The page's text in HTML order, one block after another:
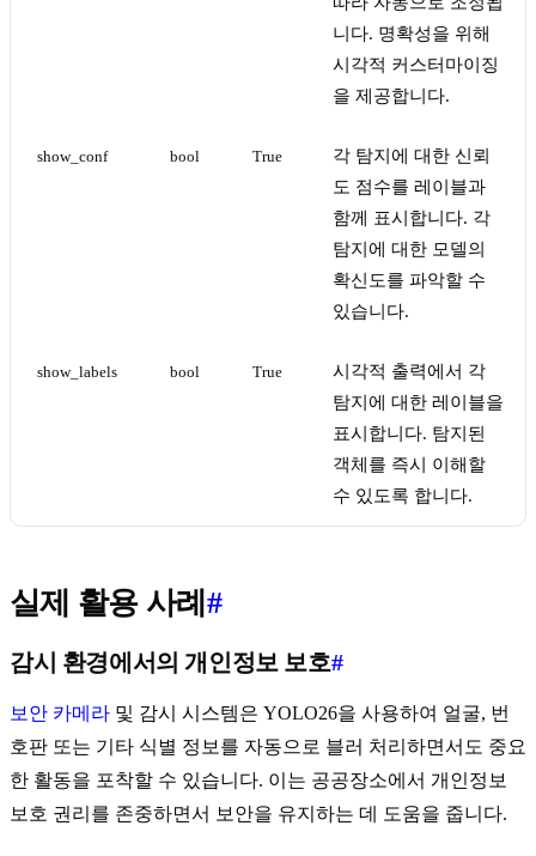
니다. 명확성을 위해
시각적 커스터마이징
을 제공합니다.
show_conf bool True
각 탐지에 대한 신뢰
도 점수를 레이블과
함께 표시합니다. 각
탐지에 대한 모델의
확신도를 파악할 수
있습니다.
show_labels bool True
시각적 출력에서 각
탐지에 대한 레이블을
표시합니다. 탐지된
객체를 즉시 이해할
수 있도록 합니다.
실제 활용 사례 #
감시 환경에서의 개인정보 보호#
보안 카메라 및 감시 시스템은 YOLO26을 사용하여 얼굴, 번
호판 또는 기타 식별 정보를 자동으로 블러 처리하면서도 중요
한 활동을 포착할 수 있습니다. 이는 공공장소에서 개인정보
보호 권리를 존중하면서 보안을 유지하는 데 도움을 줍니다.